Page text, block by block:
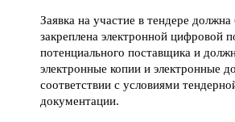
Заявка на участие в тендере должна
закреплена электронной цифровой
потенциального поставщика и
электронные копии и электронные
соответствии с условиями
документации.